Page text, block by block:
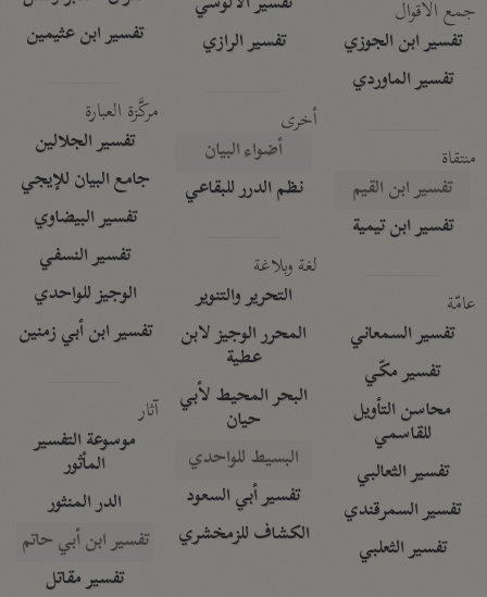
جمع الأقوال
تفسير ابن الجوزي
تفسير الماوردي
منتقاة
تفسير ابن القيم
تفسير ابن تيمية
عامّة
تفسير السمعاني
تفسير مكّي
محاسن التأويل
للقاسمي
تفسير الثعالبي
تفسير السمرقندي
تفسير الثعلبي
تفسير الرازي
أخرى
أضواء البيان
نظم الدرر للبقاعي
لغة وبلاغة
التحرير والتنوير
المحرر الوجيز لابن
عطية
البحر المحيط لأبي
حيان
البسيط للواحدي
تفسير أبي السعود
الكشاف للزمخشري
تفسير ابن عثيمين
مركَّزة العبارة
تفسير الجلالين
جامع البيان للإيجي
تفسير البيضاوي
تفسير النسفي
الوجيز للواحدي
تفسير ابن أبي زمنين
آثار
موسوعة التفسير
المأثور
الدر المنثور
تفسير ابن أبي حاتم
تفسير مقاتل